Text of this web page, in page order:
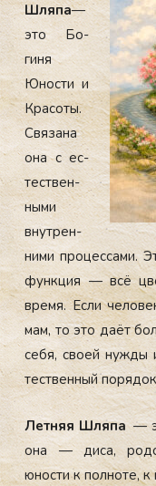
Шля­па—
это Бо­
гиня
Юнос­ти и
Кра­соты.
Свя­за­на
она с ес­
тес­твен­
ны­ми
внут­рен­
ни­ми про­цес­са­ми.
фун­кция — всё
вре­мя. Ес­ли
мам, то это да­ёт
се­бя, сво­ей нуж­ды
тес­твен­ный
Лет­няя Шля­па—
она — ди­са,
юнос­ти к пол­но­те, к